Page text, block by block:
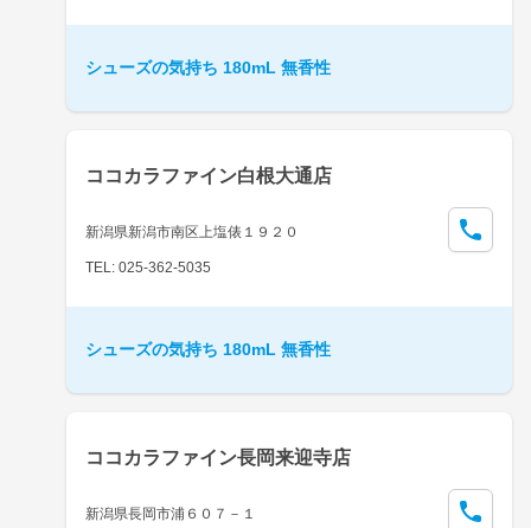
シューズの気持ち 180mL 無香性
ココカラファイン白根大通店
新潟県新潟市南区上塩俵１９２０
TEL: 025-362-5035
シューズの気持ち 180mL 無香性
ココカラファイン長岡来迎寺店
新潟県長岡市浦６０７－１